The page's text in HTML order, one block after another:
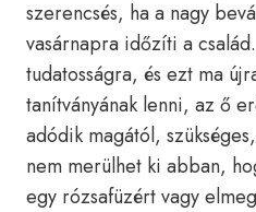
szerencsés, ha a nagy
vasárnapra időzíti a
tudatosságra, és ezt ma
tanítványának lenni, az ő
adódik magától,
nem merülhet ki abban,
egy rózsafüzért vagy